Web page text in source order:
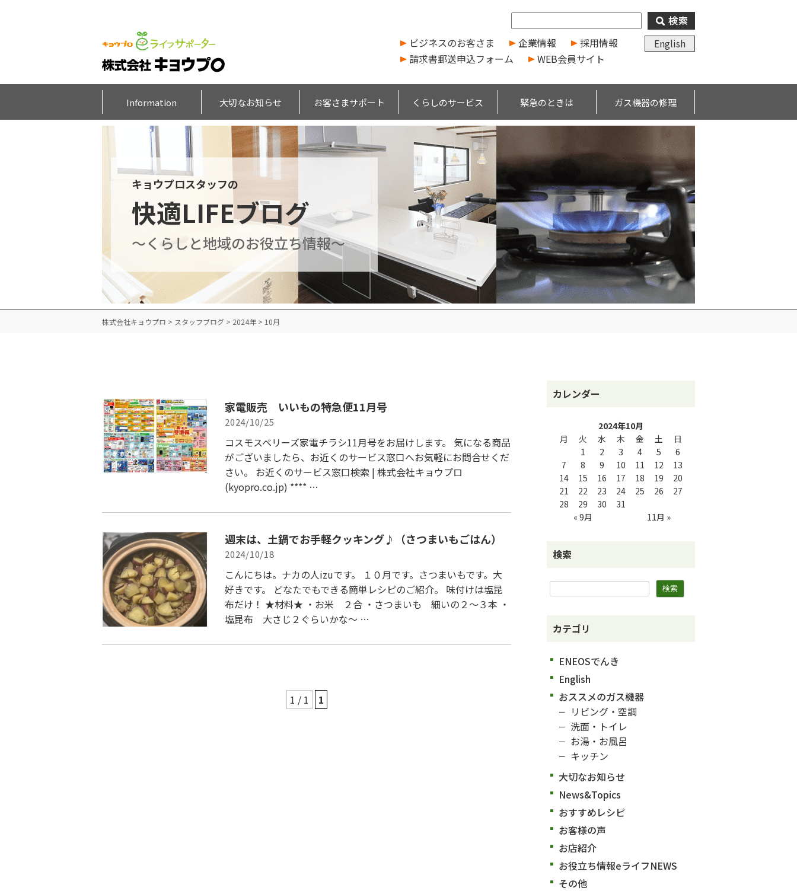
ビジネスのお客さま 企業情報 採用情報
English
請求書郵送申込フォーム
WEB会員サイト
Information 大切なお知らせ お客さまサポート くらしのサービス 緊急のときは ガス機器の修理
キョウプロスタッフの
快適LIFEブログ
～くらしと地域のお役立ち情報～
株式会社キョウプロ > スタッフブログ > 2024年> 10月
カレンダー
2024年10月
月
火 水 木 金 土 日
« 9月 11月 »
1 2 3 4 5
6
7
8 9 10 11 12
13
14
15 16 17 18 19
20
21
22 23 24 25 26
27
28
29 30 31
検索
カテゴリ
ENEOSでんき
English
おススメのガス機器
リビング・空調
洗面・トイレ
お湯・お風呂
キッチン
大切なお知らせ
News&Topics
おすすめレシピ
お客様の声
お店紹介
お役立ち情報eライフNEWS
その他
家電販売 いいもの特急便11月号
2024/10/25
コスモスベリーズ家電チラシ11月号をお届けします。 気になる商品
がございましたら、お近くのサービス窓口へお気軽にお問合せくだ
さい。 お近くのサービス窓口検索 | 株式会社キョウプロ
(kyopro.co.jp) **** …
週末は、土鍋でお手軽クッキング♪（さつまいもごはん）
2024/10/18
こんにちは。ナカの人izuです。 １０月です。さつまいもです。大
好きです。 どなたでもできる簡単レシピのご紹介。 味付けは塩昆
布だけ！ ★材料★ ・お米 ２合 ・さつまいも 細いの２～３本 ・
塩昆布 大さじ２ぐらいかな～ …
1 / 1 1